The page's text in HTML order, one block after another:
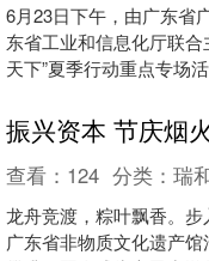
6月23日下午，由广东省
东省工业和信息化厅联合
天下”夏季行动重点专场
外广播电视和网....
查看： 124 分类：瑞
龙舟竞渡，粽叶飘香。步
广东省非物质文化遗产